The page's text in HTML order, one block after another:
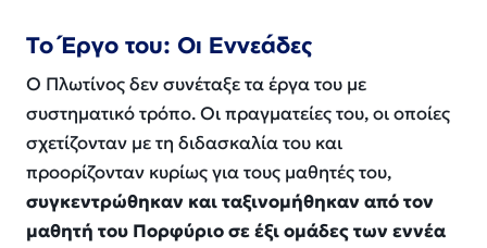
Το Έργο του: Οι Εννεάδες
Ο Πλωτίνος δεν συνέταξε τα έργα του με
συστηματικό τρόπο. Οι πραγματείες του, οι οποίες
σχετίζονταν με τη διδασκαλία του και
προορίζονταν κυρίως για τους μαθητές του,
συγκεντρώθηκαν και ταξινομήθηκαν από τον
μαθητή του Πορφύριο σε έξι ομάδες των εννέα